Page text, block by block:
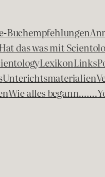
Buchempfehlungen
das was mit
LexikonLinks
Unterichtsmaterialien
Wie alles begann…….